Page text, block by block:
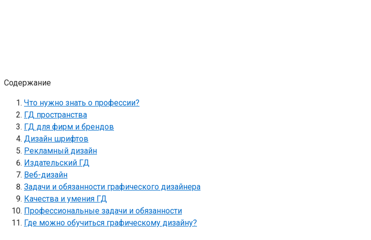
Содержание
Что нужно знать о профессии?
ГД пространства
ГД для фирм и брендов
Дизайн шрифтов
Рекламный дизайн
Издательский ГД
Веб-дизайн
Задачи и обязанности графического дизайнера
Качества и умения ГД
Профессиональные задачи и обязанности
Где можно обучиться графическому дизайну?